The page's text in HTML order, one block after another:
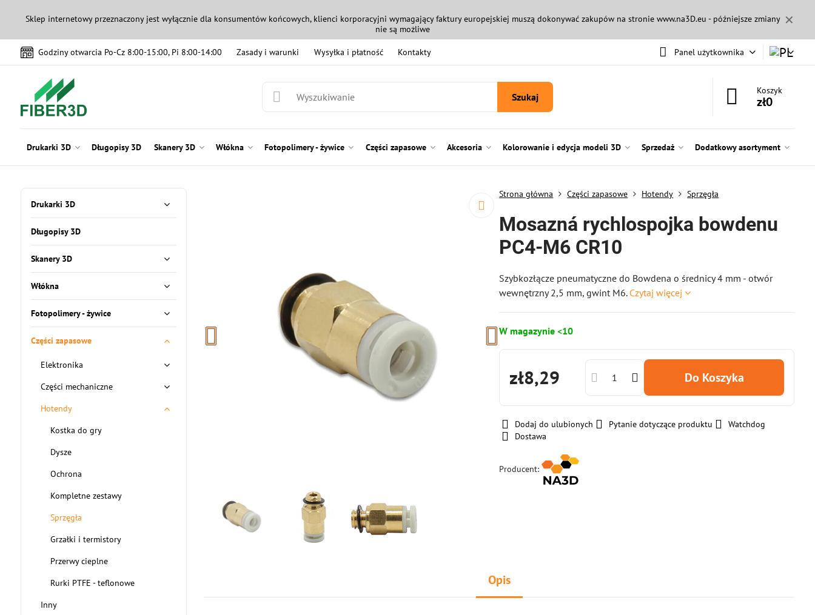
✕
Sklep internetowy przeznaczony jest wyłącznie dla konsumentów końcowych, klienci korporacyjni wymagający faktury europejskiej muszą dokonywać zakupów na stronie www.na3D.eu - późniejsze zmiany
nie są możliwe
Godziny otwarcia Po-Cz 8:00-15:00, Pi 8:00-14:00 Zasady i warunki Wysyłka i płatność Kontakty Panel użytkownika
Szukaj
Koszyk
zł0
Drukarki 3D Długopisy 3D Skanery 3D Włókna Fotopolimery - żywice Części zapasowe Akcesoria Kolorowanie i edycja modeli 3D Sprzedaż Dodatkowy asortyment
Strona główna Części zapasowe Hotendy Sprzęgła
Mosazná rychlospojka bowdenu
PC4-M6 CR10
Szybkozłącze pneumatyczne do Bowdena o średnicy 4 mm - otwór
wewnętrzny 2,5 mm, gwint M6. Czytaj więcej
W magazynie <10
zł8,29 Do Koszyka
Dodaj do ulubionych Pytanie dotyczące produktu
Watchdog
Dostawa
Producent:
Opis
Drukarki 3D
Długopisy 3D
Skanery 3D
Włókna
Fotopolimery - żywice
Części zapasowe
Elektronika
Części mechaniczne
Hotendy
Kostka do gry
Dysze
Ochrona
Kompletne zestawy
Sprzęgła
Grzałki i termistory
Przerwy cieplne
Rurki PTFE - teflonowe
Inny